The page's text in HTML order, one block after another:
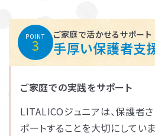
POINT
3
ご家庭で活かせるサポート
手厚い保護者支
ご家庭での実践をサポート
LITALICOジュニアは、保護者
ポートすることを大切にしていま
春日部市
富士見市
さいたま市
中央区
千代田区
西東京市
練馬区
鎌倉市
相模原市緑
横浜市神奈
横浜市磯
茨木市
堺市堺区
大阪市住吉
門真市向